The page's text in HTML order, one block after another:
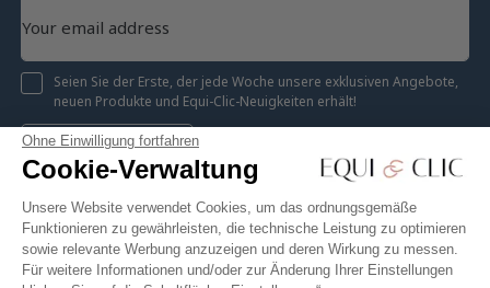
Ohne Einwilligung fortfahren
Cookie-Verwaltung
Unsere Website verwendet Cookies, um das ordnungsgemäße
Funktionieren zu gewährleisten, die technische Leistung zu optimieren
sowie relevante Werbung anzuzeigen und deren Wirkung zu messen.
Für weitere Informationen und/oder zur Änderung Ihrer Einstellungen
Seien Sie der Erste, der jede Woche unsere exklusiven Angebote,
neuen Produkte und Equi-Clic-Neuigkeiten erhält!
Registrieren
Facebook Twitter
YouTube
Pinterest
Instagram